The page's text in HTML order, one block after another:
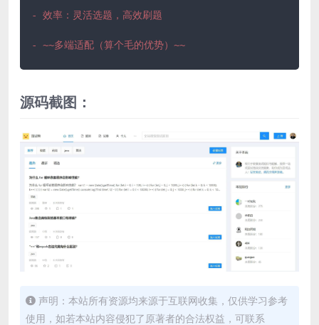
- 效率：灵活选题，高效刷题
- ~~多端适配（算个毛的优势）~~
源码截图：
声明：本站所有资源均来源于互联网收集，仅供学习参考
使用，如若本站内容侵犯了原著者的合法权益，可联系